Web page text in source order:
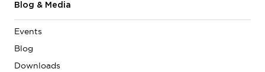
Blog & Media
Events
Blog
Downloads